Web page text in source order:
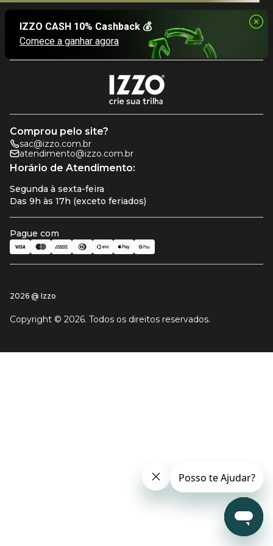
Comprou pelo site?
sac@izzo.com.br
atendimento@izzo.com.br
Horário de Atendimento:
Segunda à sexta-feira
Das 9h às 17h (exceto feriados)
Pague com
2026 @ Izzo
Copyright © 2026. Todos os direitos reservados.